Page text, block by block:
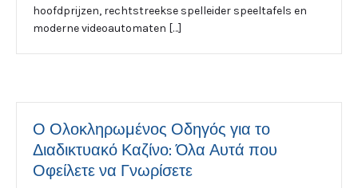
hoofdprijzen, rechtstreekse spelleider speeltafels en
moderne videoautomaten […]
Ο Ολοκληρωμένος Οδηγός για το
Διαδικτυακό Καζίνο: Όλα Αυτά που
Οφείλετε να Γνωρίσετε